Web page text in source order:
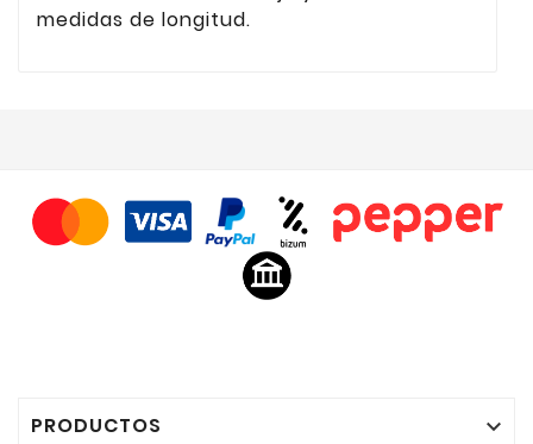
medidas de longitud.
PRODUCTOS 